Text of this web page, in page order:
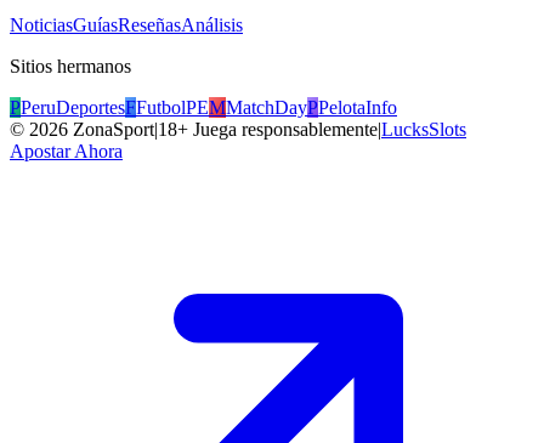
NoticiasGuíasReseñasAnálisis
Sitios hermanos
PPeruDeportesFFutbolPEMMatchDayPPelotaInfo
© 2026 ZonaSport|18+ Juega responsablemente|LucksSlots
Apostar Ahora